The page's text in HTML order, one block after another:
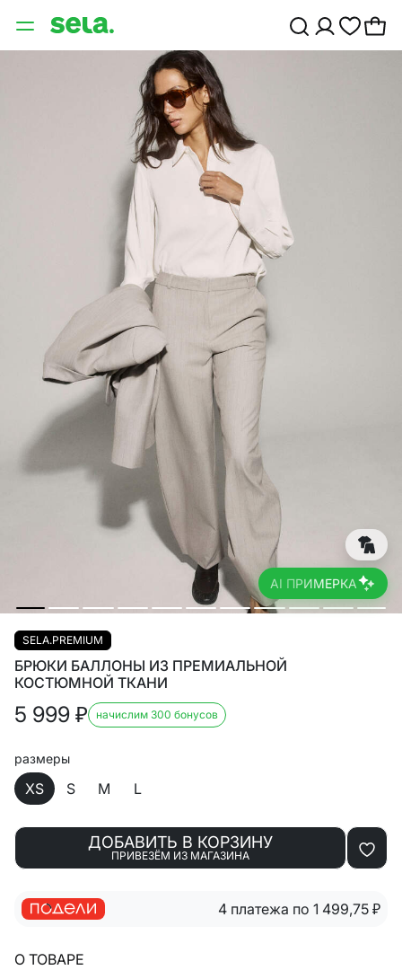
AI ПРИМЕРКА
SELA.PREMIUM
БРЮКИ БАЛЛОНЫ ИЗ ПРЕМИАЛЬНОЙ
КОСТЮМНОЙ ТКАНИ
5 999 ₽ начислим 300 бонусов
размеры
XS S M L
ДОБАВИТЬ В КОРЗИНУ
ПРИВЕЗЁМ ИЗ МАГАЗИНА
4 платежа по 1 499,75 ₽
О ТОВАРЕ